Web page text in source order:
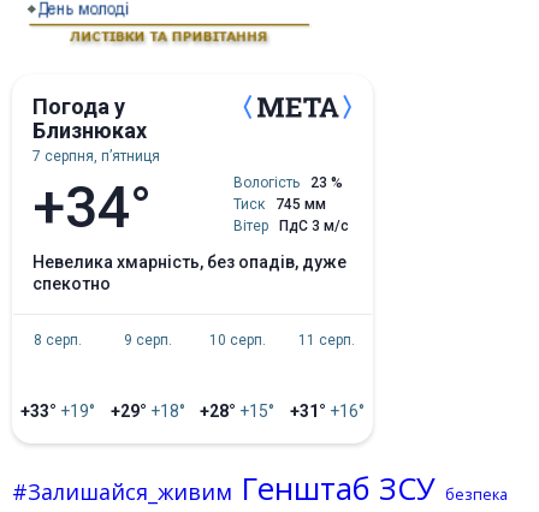
Погода у
Близнюках
7 серпня, пʼятниця
+34° Вологість
23 %
Тиск
745 мм
Вітер
ПдС 3 м/с
невелика хмарність, без опадів, дуже
спекотно
8 серп.
+33° +19°
9 серп.
+29° +18°
10 серп.
+28° +15°
11 серп.
+31° +16°
#Залишайся_живим Генштаб ЗСУ безпека